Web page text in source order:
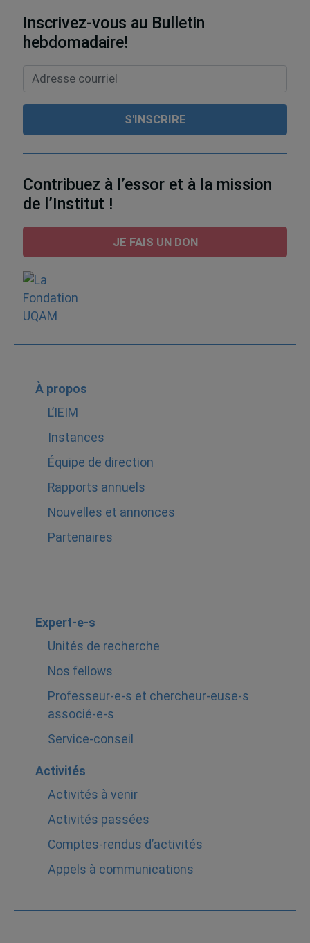
Inscrivez-vous au Bulletin
hebdomadaire!
Contribuez à l’essor et à la mission
de l’Institut !
JE FAIS UN DON
À propos
L’IEIM
Instances
Équipe de direction
Rapports annuels
Nouvelles et annonces
Partenaires
Expert-e-s
Unités de recherche
Nos fellows
Professeur-e-s et chercheur-euse-s
associé-e-s
Service-conseil
Activités
Activités à venir
Activités passées
Comptes-rendus d’activités
Appels à communications